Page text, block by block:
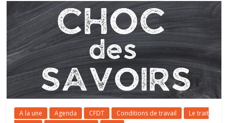
A la une Agenda CFDT Conditions de travail
Le trait